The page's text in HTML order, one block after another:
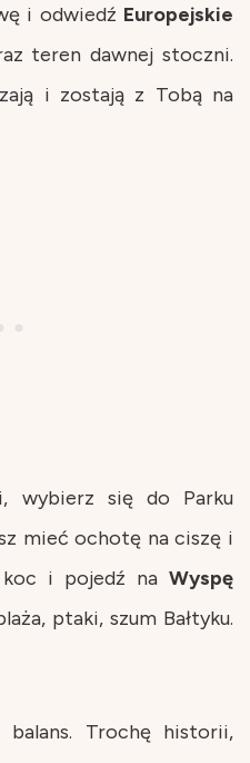
i odwiedź Europejskie
teren dawnej stoczni.
i zostają z Tobą na
wybierz się do Parku
mieć ochotę na ciszę i
i pojedź na Wyspę
ptaki, szum Bałtyku.
Trochę historii,